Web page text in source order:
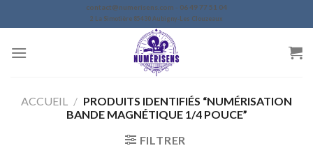
to
contact@numerisens.com - 06 49 77 51 04
2 La Simotière 85430 Aubigny-Les Clouzeaux
ACCUEIL / PRODUITS IDENTIFIÉS “NUMÉRISATION
BANDE MAGNÉTIQUE 1/4 POUCE”
FILTRER